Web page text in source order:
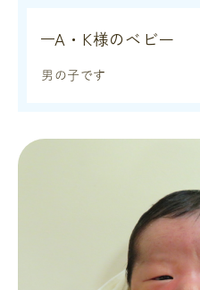
A・K様のベビー
男の子です